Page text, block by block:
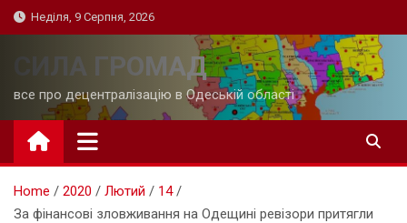
Skip
to
Неділя, 9 Серпня, 2026
СИЛА ГРОМАД
все про децентралізацію в Одеській області
Home 2020 Лютий
14
За фінансові зловживання на Одещині ревізори притягли